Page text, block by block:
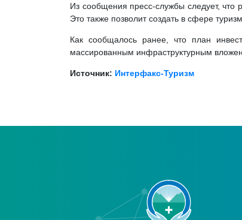
Из сообщения пресс-службы следует, что
Это также позволит создать в сфере
Как сообщалось ранее, что план
массированным инфраструктурным
Источник: Интерфакс-Туризм